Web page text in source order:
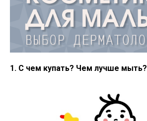
1. С чем купать? Чем лучше мыть?